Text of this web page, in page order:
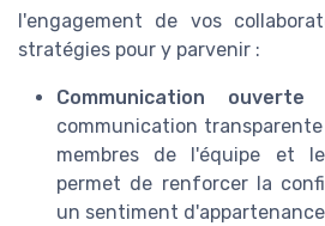
l'engagement de vos
stratégies pour y parvenir :
Communication ouverte
communication
membres de l'équipe et
permet de renforcer la
un sentiment